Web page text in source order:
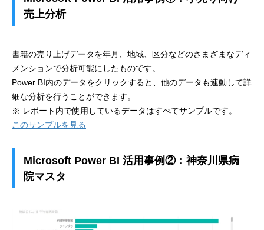
売上分析
書籍の売り上げデータを年月、地域、区分などのさまざまなディ
メンションで分析可能にしたものです。
Power BI内のデータをクリックすると、他のデータも連動して詳
細な分析を行うことができます。
※ レポート内で使用しているデータはすべてサンプルです。
このサンプルを見る
Microsoft Power BI 活用事例②：神奈川県病
院マスタ